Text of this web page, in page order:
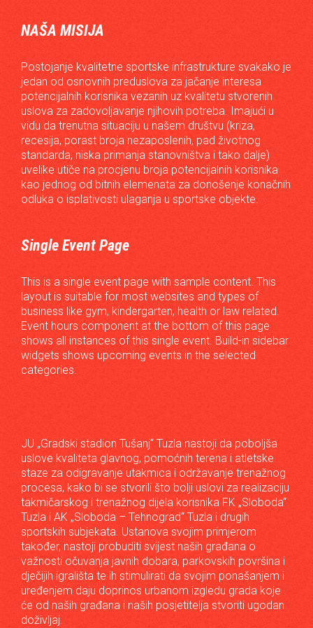
NAŠA MISIJA
Postojanje kvalitetne sportske infrastrukture svakako je
jedan od osnovnih preduslova za jačanje interesa
potencijalnih korisnika vezanih uz kvalitetu stvorenih
uslova za zadovoljavanje njihovih potreba. Imajući u
vidu da trenutna situaciju u našem društvu (kriza,
recesija, porast broja nezaposlenih, pad životnog
standarda, niska primanja stanovništva i tako dalje)
uvelike utiče na procjenu broja potencijalnih korisnika
kao jednog od bitnih elemenata za donošenje konačnih
odluka o isplativosti ulaganja u sportske objekte.
Single Event Page
This is a single event page with sample content. This
layout is suitable for most websites and types of
business like gym, kindergarten, health or law related.
Event hours component at the bottom of this page
shows all instances of this single event. Build-in sidebar
widgets shows upcoming events in the selected
categories.
JU „Gradski stadion Tušanj“ Tuzla nastoji da poboljša
uslove kvaliteta glavnog, pomoćnih terena i atletske
staze za odigravanje utakmica i održavanje trenažnog
procesa, kako bi se stvorili što bolji uslovi za realizaciju
takmičarskog i trenažnog dijela korisnika FK „Sloboda“
Tuzla i AK „Sloboda – Tehnograd“ Tuzla i drugih
sportskih subjekata. Ustanova svojim primjerom
također, nastoji probuditi svijest naših građana o
važnosti očuvanja javnih dobara, parkovskih površina i
dječijih igrališta te ih stimulirati da svojim ponašanjem i
uređenjem daju doprinos urbanom izgledu grada koje
će od naših građana i naših posjetitelja stvoriti ugodan
doživljaj.